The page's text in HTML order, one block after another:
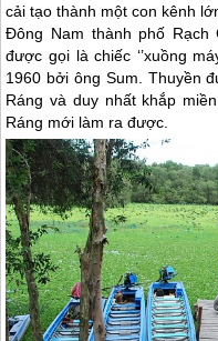
cải tạo thành một con kênh
Đông Nam thành phố
được gọi là chiếc ‘’xuồng
1960 bởi ông Sum. Thuyền
Ráng và duy nhất khắp
Ráng mới làm ra được.